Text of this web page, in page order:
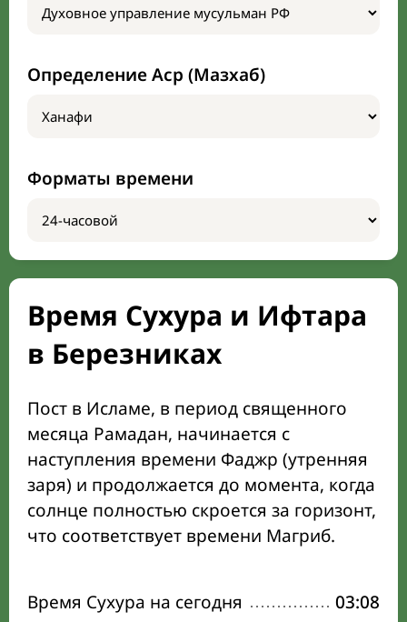
Определение Аср (Мазхаб)
Форматы времени
Время Сухура и Ифтара
в Березниках
Пост в Исламе, в период священного
месяца Рамадан, начинается с
наступления времени Фаджр (утренняя
заря) и продолжается до момента, когда
солнце полностью скроется за горизонт,
что соответствует времени Магриб.
Время Сухура на сегодня 03:08